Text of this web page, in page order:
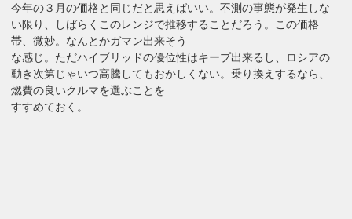
今年の３月の価格と同じだと思えばいい。不測の事態が発生しな
い限り、しばらくこのレンジで推移することだろう。この価格
帯、微妙。なんとかガマン出来そう
な感じ。ただハイブリッドの優位性はキープ出来るし、ロシアの
動き次第じゃいつ高騰してもおかしくない。乗り換えするなら、
燃費の良いクルマを選ぶことを
すすめておく。